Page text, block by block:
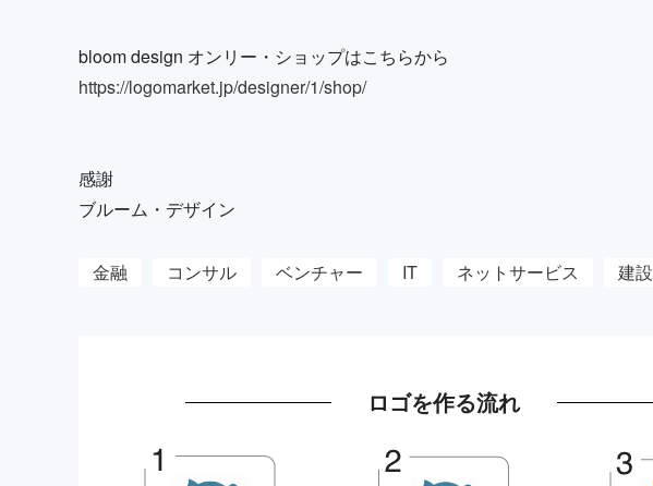
bloom design オンリー・ショップはこちらから
https://logomarket.jp/designer/1/shop/
感謝
ブルーム・デザイン
金融 コンサル ベンチャー IT ネットサービス 建設
ロゴを作る流れ